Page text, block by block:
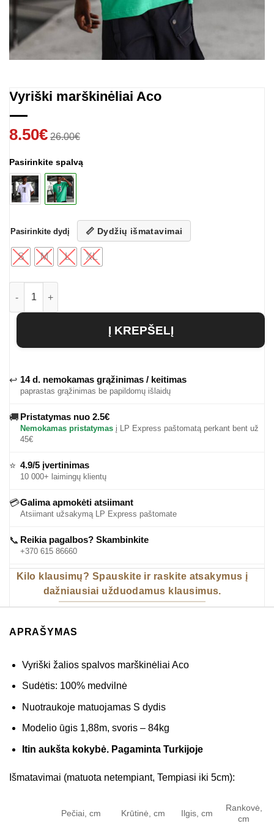
Vyriški marškinėliai Aco
8.50€ 26.00€
Pasirinkite spalvą
Pasirinkite dydį 📏 Dydžių išmatavimai
S M L XL
produkto kiekis: Vyriški marškinėliai Aco
Į KREPŠELĮ
↩ 14 d. nemokamas grąžinimas / keitimas
paprastas grąžinimas be papildomų išlaidų
🚚 Pristatymas nuo 2.5€
Nemokamas pristatymas į LP Express paštomatą perkant bent už
45€
⭐ 4.9/5 įvertinimas
10 000+ laimingų klientų
💳Galima apmokėti atsiimant
Atsiimant užsakymą LP Express paštomate
📞 Reikia pagalbos? Skambinkite
+370 615 86660
Kilo klausimų? Spauskite ir raskite atsakymus į
dažniausiai užduodamus klausimus.
APRAŠYMAS
Vyriški žalios spalvos marškinėliai Aco
Sudėtis: 100% medvilnė
Nuotraukoje matuojamas S dydis
Modelio ūgis 1,88m, svoris – 84kg
Itin aukšta kokybė. Pagaminta Turkijoje
Išmatavimai (matuota netempiant, Tempiasi iki 5cm):
Pečiai, cm Krūtinė, cm Ilgis, cm
Rankovė,
cm